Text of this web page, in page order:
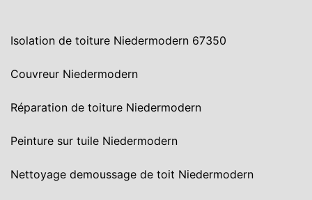
Isolation de toiture Niedermodern 67350
Couvreur Niedermodern
Réparation de toiture Niedermodern
Peinture sur tuile Niedermodern
Nettoyage demoussage de toit Niedermodern